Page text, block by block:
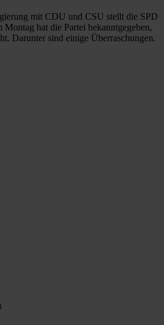
mit CDU und CSU stellt die SPD
hat die Partei bekanntgegeben,
Darunter sind einige Überraschungen.